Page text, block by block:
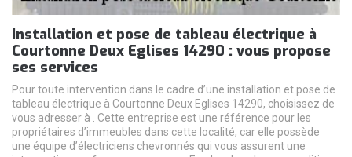
Installation et pose de tableau électrique à
Courtonne Deux Eglises 14290 : vous propose
ses services
Pour toute intervention dans le cadre d’une installation et pose de
tableau électrique à Courtonne Deux Eglises 14290, choisissez de
vous adresser à . Cette entreprise est une référence pour les
propriétaires d’immeubles dans cette localité, car elle possède
une équipe d’électriciens chevronnés qui vous assurent une